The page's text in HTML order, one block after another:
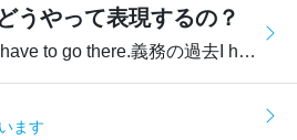
うやって表現するの？
①義務I must go there.I have to go there.義務の過去I had t...
ます